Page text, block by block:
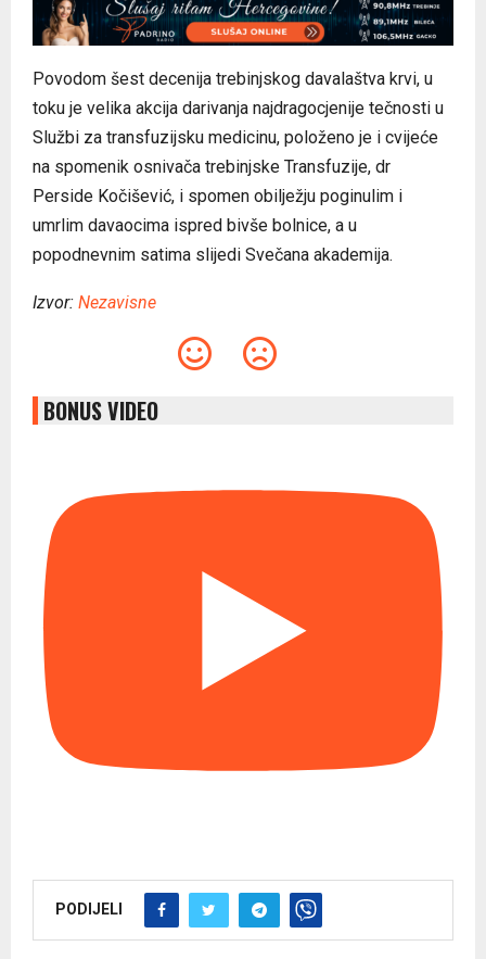
Povodom šest decenija trebinjskog davalaštva krvi, u
toku je velika akcija darivanja najdragocjenije tečnosti u
Službi za transfuzijsku medicinu, položeno je i cvijeće
na spomenik osnivača trebinjske Transfuzije, dr
Perside Kočišević, i spomen obilježju poginulim i
umrlim davaocima ispred bivše bolnice, a u
popodnevnim satima slijedi Svečana akademija.
Izvor: Nezavisne
BONUS VIDEO
PODIJELI